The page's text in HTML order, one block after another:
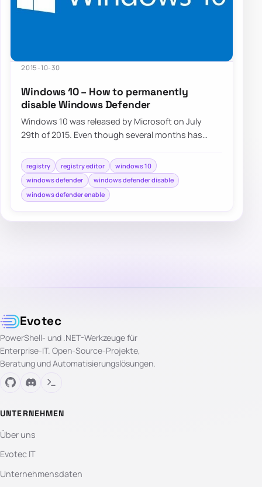
2015-10-30
Windows 10 – How to permanently
disable Windows Defender
Windows 10 was released by Microsoft on July
29th of 2015. Even though several months has
registry registry editor
windows 10
windows defender
windows defender disable
windows defender enable
Evotec
PowerShell- und .NET-Werkzeuge für
Enterprise-IT. Open-Source-Projekte,
Beratung und Automatisierungslösungen.
UNTERNEHMEN
Über uns
Evotec IT
Unternehmensdaten